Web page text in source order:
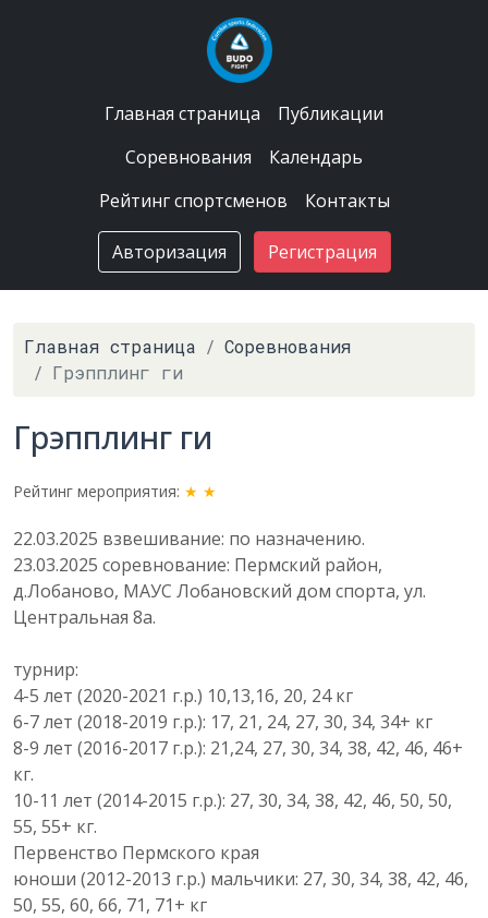
Главная страница
Публикации
Соревнования
Календарь
Рейтинг спортсменов
Контакты
Авторизация Регистрация
Главная страница
Соревнования
Грэпплинг ги
Грэпплинг ги
Рейтинг мероприятия: ★ ★
22.03.2025 взвешивание: по назначению.
23.03.2025 соревнование: Пермский район,
д.Лобаново, МАУС Лобановский дом спорта, ул.
Центральная 8а.
турнир:
4-5 лет (2020-2021 г.р.) 10,13,16, 20, 24 кг
6-7 лет (2018-2019 г.р.): 17, 21, 24, 27, 30, 34, 34+ кг
8-9 лет (2016-2017 г.р.): 21,24, 27, 30, 34, 38, 42, 46, 46+
кг.
10-11 лет (2014-2015 г.р.): 27, 30, 34, 38, 42, 46, 50, 50,
55, 55+ кг.
Первенство Пермского края
юноши (2012-2013 г.р.) мальчики: 27, 30, 34, 38, 42, 46,
50, 55, 60, 66, 71, 71+ кг